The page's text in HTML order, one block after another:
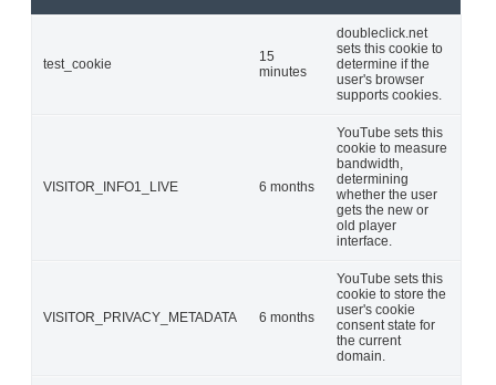
test_cookie
15
minutes
doubleclick.net
sets this cookie to
determine if the
user's browser
supports cookies.
VISITOR_INFO1_LIVE 6 months
YouTube sets this
cookie to measure
bandwidth,
determining
whether the user
gets the new or
old player
interface.
VISITOR_PRIVACY_METADATA 6 months
YouTube sets this
cookie to store the
user's cookie
consent state for
the current
domain.